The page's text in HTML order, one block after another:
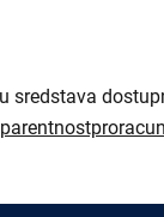
sredstava